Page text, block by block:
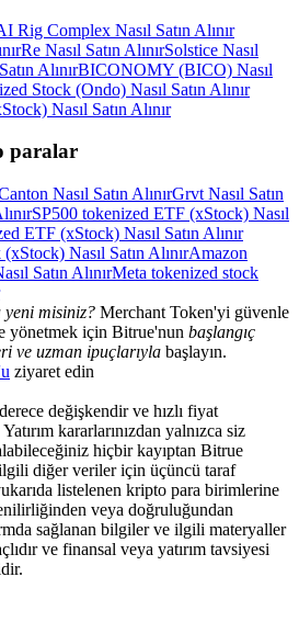
Rig Complex Nasıl Satın Alınır
Re Nasıl Satın AlınırSolstice Nasıl
AlınırBICONOMY (BICO) Nasıl
Stock (Ondo) Nasıl Satın Alınır
Nasıl Satın Alınır
paralar
Nasıl Satın AlınırGrvt Nasıl Satın
SP500 tokenized ETF (xStock) Nasıl
ETF (xStock) Nasıl Satın Alınır
Nasıl Satın AlınırAmazon
Satın AlınırMeta tokenized stock
yeni misiniz? Merchant Token'yi güvenle
yönetmek için Bitrue'nun başlangıç
ve uzman ipuçlarıyla başlayın.
ziyaret edin
değişkendir ve hızlı fiyat
kararlarınızdan yalnızca siz
hiçbir kayıptan Bitrue
diğer veriler için üçüncü taraf
listelenen kripto para birimlerine
veya doğruluğundan
sağlanan bilgiler ve ilgili materyaller
ve finansal veya yatırım tavsiyesi